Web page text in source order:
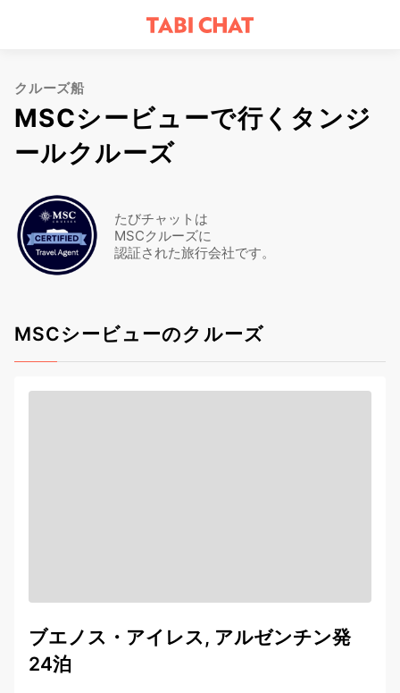
クルーズ船
MSCシービューで行くタンジ
ールクルーズ
たびチャットは
MSCクルーズに
認証された旅行会社です。
MSCシービューのクルーズ
ブエノス・アイレス, アルゼンチン発
24泊